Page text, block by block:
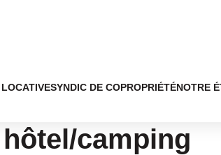
SYNDIC DE COPROPRIÉTÉNOTRE
camping